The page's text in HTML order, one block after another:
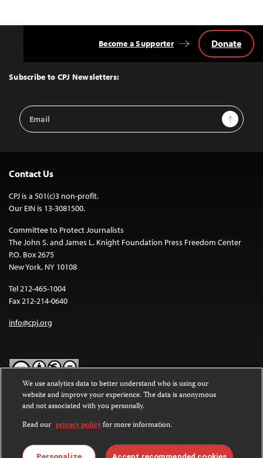
Top
Subscribe to CPJ Newsletters:
Email
Address
Sign Up
Become a Supporter Donate
Contact Us
CPJ is a 501(c)3 non-profit.
Our EIN is 13-3081500.
Committee to Protect Journalists
The John S. and James L. Knight Foundation Press Freedom Center
P.O. Box 2675
New York, NY 10108
Tel 212-465-1004
Fax 212-214-0640
info@cpj.org
Except where noted, text on this website is licensed under a
Commons Attribution-NonCommercial-NoDerivatives 4.0
International License.
Images and other media are not covered by the Creative Commons
We use analytics data to better understand who is using our
website and improve your experience. The data is anonymous
and not associated with you personally.
Read our privacy policyfor more information.